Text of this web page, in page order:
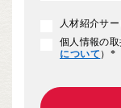
人材紹介サ
個人情報の
について ） *